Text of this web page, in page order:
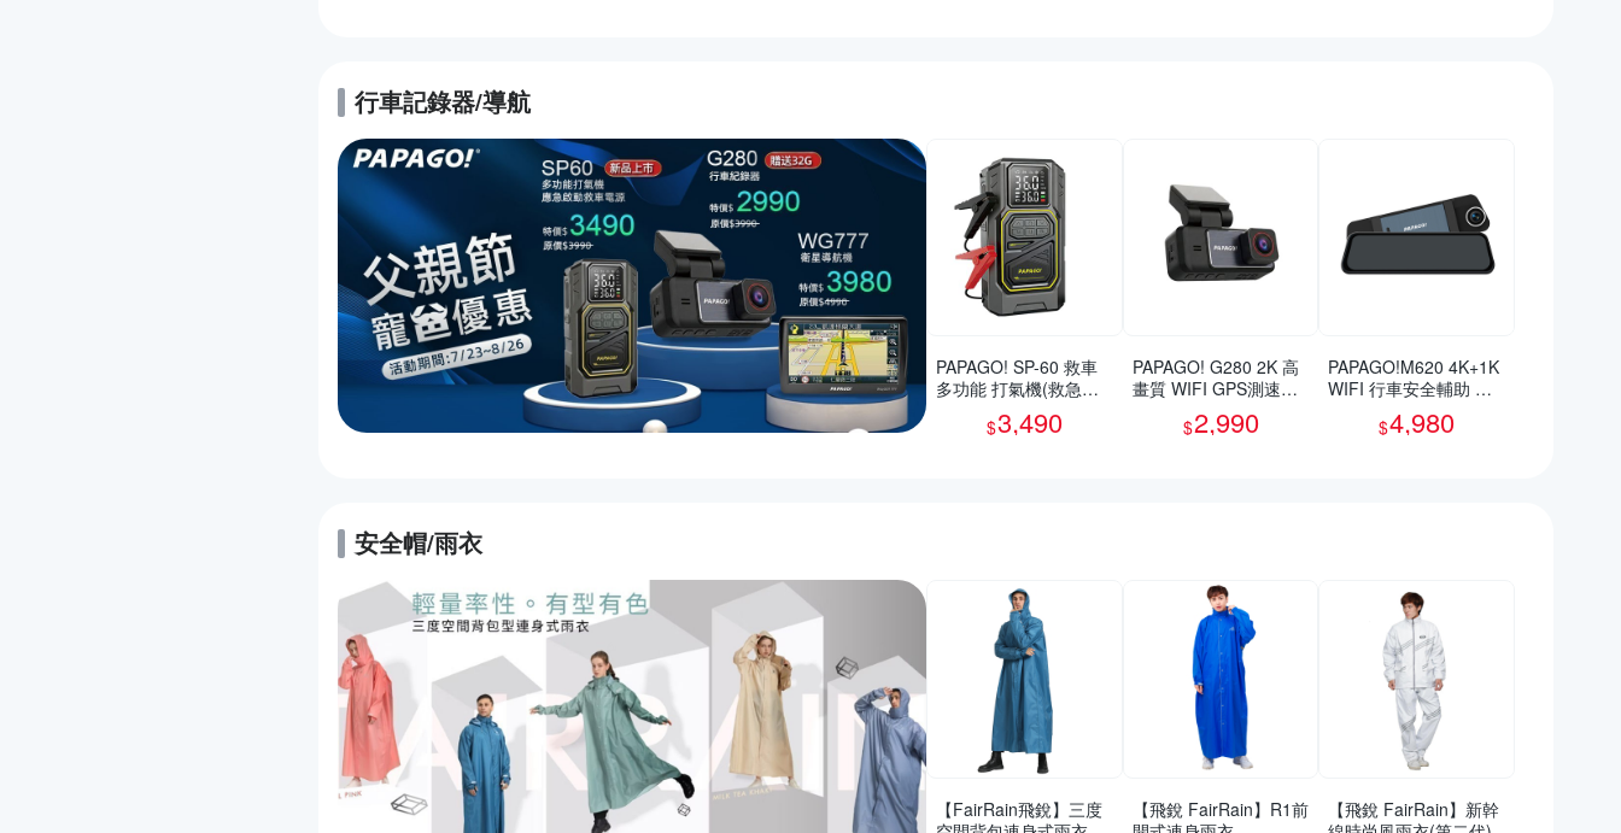
行車記錄器/導航的優惠推薦活動
PAPAGO! SP-60 救車
多功能 打氣機(救急啟
動/快速打氣/應急照明)
$3,490
PAPAGO! G280 2K 高
畫質 WIFI GPS測速提
醒 行車紀錄器
$2,990
PAPAGO!M620 4K+1K
WIFI 行車安全輔助 電
子後視鏡 行車紀錄器
(測速照相/盲區偵測/行
$4,980
安全帽/雨衣
【FairRain飛銳】三度
【飛銳 FairRain】R1前
【飛銳 FairRain】新幹